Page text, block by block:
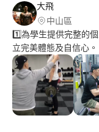
大飛
中山區
1️⃣為學生提供完整的個人化課程。 2️⃣培養
立完美體態及自信心。 4️⃣學
與管理。 6️⃣加強阻力